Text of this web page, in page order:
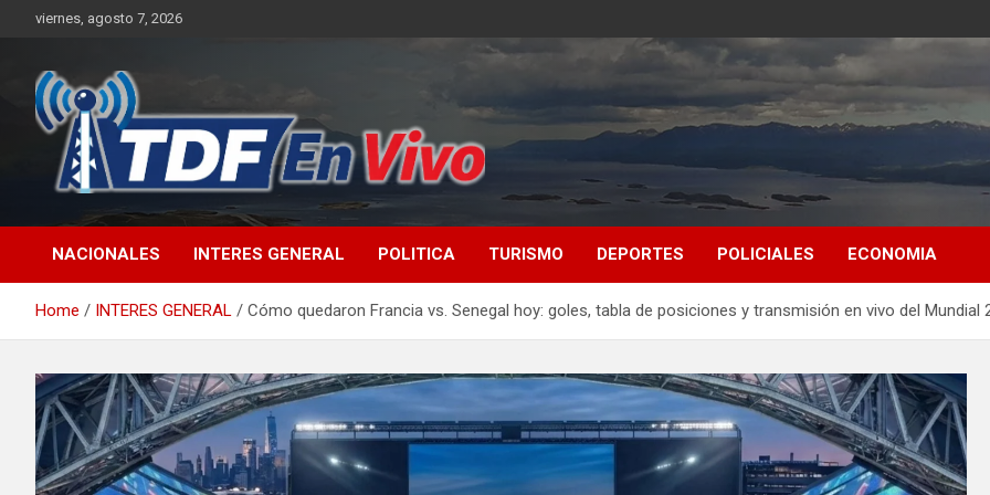
viernes, agosto 7, 2026
NACIONALES INTERES GENERAL POLITICA TURISMO DEPORTES POLICIALES ECONOMIA
Home INTERES GENERAL Cómo quedaron Francia vs. Senegal hoy: goles, tabla de posiciones y transmisión en vivo del Mundial